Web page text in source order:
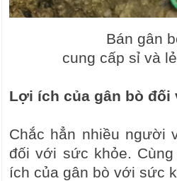
Bán gân
cung cấp sỉ và
Lợi ích của gân bò
Chắc hẳn nhiều người
đối với sức khỏe.
ích của gân bò với sức